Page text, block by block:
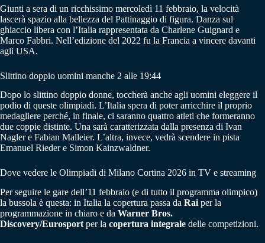
Giunti a sera di un ricchissimo mercoledì 11 febbraio, la velocità
lascerà spazio alla bellezza del Pattinaggio di figura. Danza sul
ghiaccio libera con l’Italia rappresentata da Charlene Guignard e
Marco Fabbri. Nell’edizione del 2022 fu la Francia a vincere davanti
agli USA.
Slittino doppio uomini manche 2 alle 19:44
Dopo lo slittino doppio donne, toccherà anche agli uomini eleggere il
podio di queste olimpiadi. L’Italia spera di poter arricchire il proprio
medagliere perché, in finale, ci saranno quattro atleti che formeranno
due coppie distinte. Una sarà caratterizzata dalla presenza di Ivan
Nagler e Fabian Malleier. L’altra, invece, vedrà scendere in pista
Emanuel Rieder e Simon Kainzwaldner.
Dove vedere le Olimpiadi di Milano Cortina 2026 in TV e streaming
Per seguire le gare dell’11 febbraio (e di tutto il programma olimpico)
la bussola è questa: in Italia la copertura passa da Rai per la
programmazione in chiaro e da Warner Bros.
Discovery/Eurosport per la copertura integrale delle competizioni.